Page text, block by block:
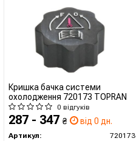
Кришка бачка системи
охолодження 720173 TOPRAN
0 відгуків
287 - 347 ₴ від 0 дн.
Артикул:
720173